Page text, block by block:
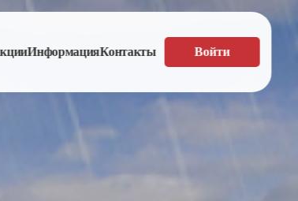
ИнформацияКонтакты Войти